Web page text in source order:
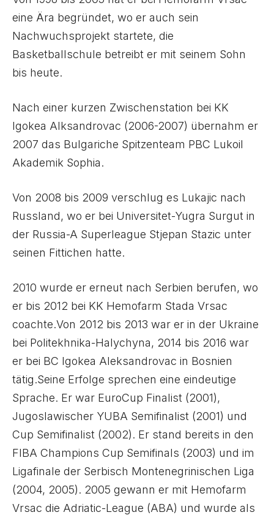
eine Ära begründet, wo er auch sein
Nachwuchsprojekt startete, die
Basketballschule betreibt er mit seinem Sohn
bis heute.
Nach einer kurzen Zwischenstation bei KK
Igokea Alksandrovac (2006-2007) übernahm er
2007 das Bulgariche Spitzenteam PBC Lukoil
Akademik Sophia.
Von 2008 bis 2009 verschlug es Lukajic nach
Russland, wo er bei Universitet-Yugra Surgut in
der Russia-A Superleague Stjepan Stazic unter
seinen Fittichen hatte.
2010 wurde er erneut nach Serbien berufen, wo
er bis 2012 bei KK Hemofarm Stada Vrsac
coachte.Von 2012 bis 2013 war er in der Ukraine
bei Politekhnika-Halychyna, 2014 bis 2016 war
er bei BC Igokea Aleksandrovac in Bosnien
tätig.Seine Erfolge sprechen eine eindeutige
Sprache. Er war EuroCup Finalist (2001),
Jugoslawischer YUBA Semifinalist (2001) und
Cup Semifinalist (2002). Er stand bereits in den
FIBA Champions Cup Semifinals (2003) und im
Ligafinale der Serbisch Montenegrinischen Liga
(2004, 2005). 2005 gewann er mit Hemofarm
Vrsac die Adriatic-League (ABA) und wurde als